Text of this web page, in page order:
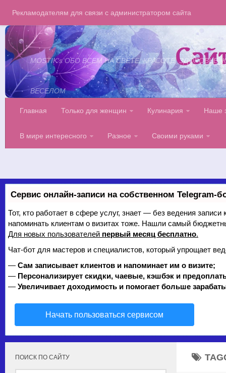
Рекламодателям для связи с администратором сайта
MOSTIK's ОБО ВСЕМ НА СВЕТЕ: КРАСОТЕ,
ВЕСЕЛОМ
Главная Только для женщин Кулинария Наше
В мире интересного Разное Своими руками
Сервис онлайн-записи на собственном Telegram-
Тот, кто работает в сфере услуг, знает — без ведения
напоминать клиентам о визитах тоже. Нашли самый
Для новых пользователей первый месяц бесплатно.
Чат-бот для мастеров и специалистов, который упрощает
— Сам записывает клиентов и напоминает им о визите;
— Персонализирует скидки, чаевые, кэшбэк и
— Увеличивает доходимость и помогает больше
Начать пользоваться сервисом
ПОИСК ПО САЙТУ